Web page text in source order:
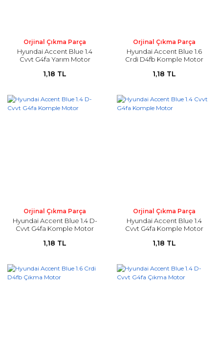
Orjinal Çıkma Parça
Hyundai Accent Blue 1.4
Cvvt G4fa Yarım Motor
1,18 TL
Orjinal Çıkma Parça
Hyundai Accent Blue 1.6
Crdi D4fb Komple Motor
1,18 TL
Orjinal Çıkma Parça
Hyundai Accent Blue 1.4 D-
Cvvt G4fa Komple Motor
1,18 TL
Orjinal Çıkma Parça
Hyundai Accent Blue 1.4
Cvvt G4fa Komple Motor
1,18 TL